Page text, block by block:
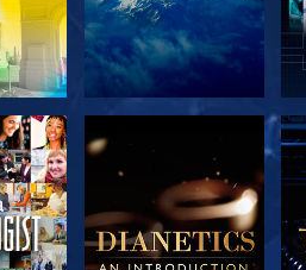
בדוק את הסדרה